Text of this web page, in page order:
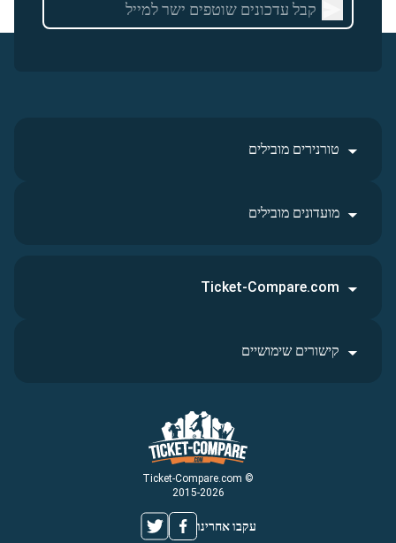
טורנירים מובילים
מועדונים מובילים
© Ticket-Compare.com
2015-2026
עקבו אחרינו
Ticket-Compare.com
קישורים שימושיים